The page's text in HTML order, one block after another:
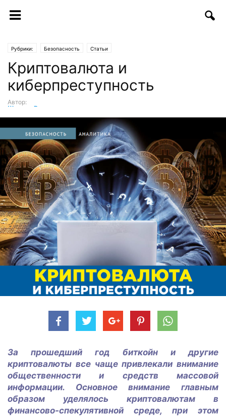
Рубрики: Безопасность Статьи
Криптовалюта и
киберпреступность
Автор:
Шохрух Рахмат
За прошедший год биткойн и другие
криптовалюты все чаще привлекали внимание
общественности и средств массовой
информации. Основное внимание главным
образом уделялось криптовалютам в
финансово-спекулятивной среде, при этом